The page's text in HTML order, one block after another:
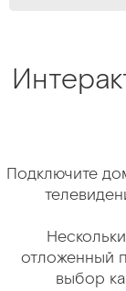
Подключите
отложенный
выбор